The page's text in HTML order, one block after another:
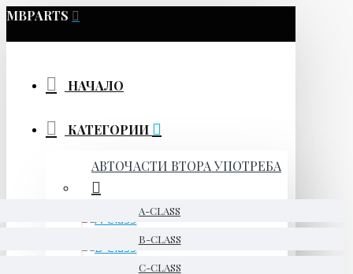
MBPARTS
НАЧАЛО
КАТЕГОРИИ
АВТОЧАСТИ ВТОРА УПОТРЕБА
A-CLASS
B-CLASS
C-CLASS